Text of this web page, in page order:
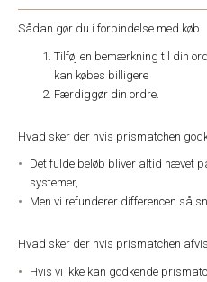
Sådan gør du i forbindelse med køb
Tilføj en bemærkning til din
kan købes billigere
Færdiggør din ordre.
Hvad sker der hvis prismatchen
Det fulde beløb bliver altid hævet
systemer,
Men vi refunderer differencen så
Hvad sker der hvis prismatchen
Hvis vi ikke kan godkende